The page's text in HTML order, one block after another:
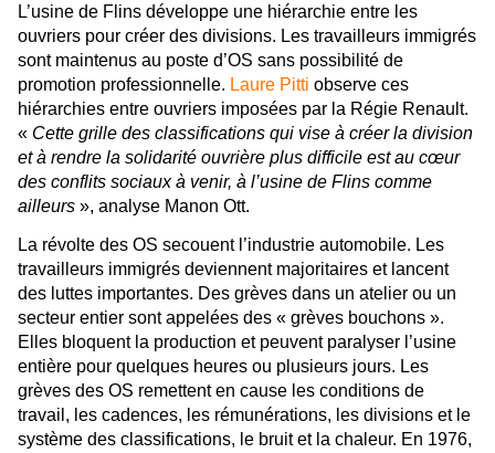
L’usine de Flins développe une hiérarchie entre les
ouvriers pour créer des divisions. Les travailleurs immigrés
sont maintenus au poste d’OS sans possibilité de
promotion professionnelle. Laure Pitti observe ces
hiérarchies entre ouvriers imposées par la Régie Renault.
« Cette grille des classifications qui vise à créer la division
et à rendre la solidarité ouvrière plus difficile est au cœur
des conflits sociaux à venir, à l’usine de Flins comme
ailleurs », analyse Manon Ott.
La révolte des OS secouent l’industrie automobile. Les
travailleurs immigrés deviennent majoritaires et lancent
des luttes importantes. Des grèves dans un atelier ou un
secteur entier sont appelées des « grèves bouchons ».
Elles bloquent la production et peuvent paralyser l’usine
entière pour quelques heures ou plusieurs jours. Les
grèves des OS remettent en cause les conditions de
travail, les cadences, les rémunérations, les divisions et le
système des classifications, le bruit et la chaleur. En 1976,